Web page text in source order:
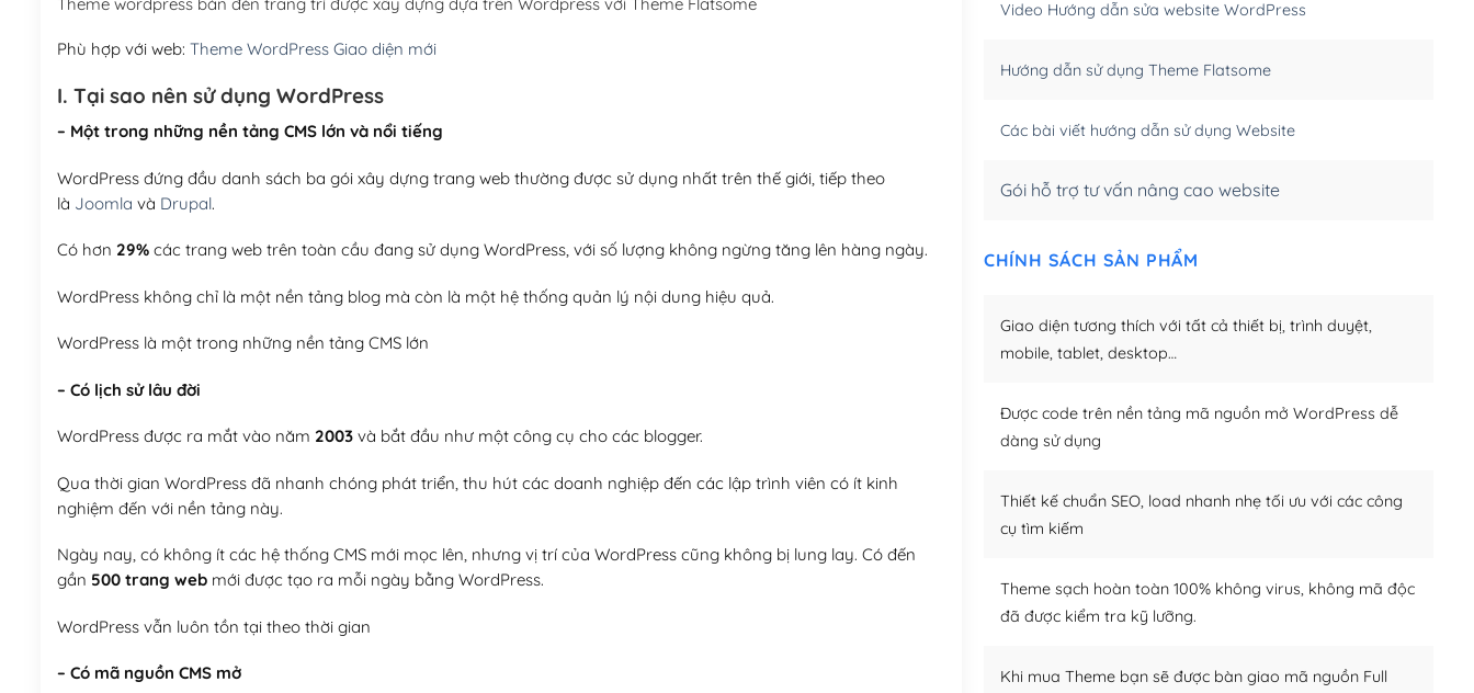
(+950,000₫)
Theme wordpress bán đèn trang trí được xây dựng dựa trên Wordpress với Theme Flatsome
Phù hợp với web: Theme WordPress Giao diện mới
I. Tại sao nên sử dụng WordPress
– Một trong những nền tảng CMS lớn và nổi tiếng
WordPress đứng đầu danh sách ba gói xây dựng trang web thường được sử dụng nhất trên thế giới, tiếp theo
là Joomla và Drupal.
Có hơn 29%các trang web trên toàn cầu đang sử dụng WordPress, với số lượng không ngừng tăng lên hàng ngày.
WordPress không chỉ là một nền tảng blog mà còn là một hệ thống quản lý nội dung hiệu quả.
WordPress là một trong những nền tảng CMS lớn
– Có lịch sử lâu đời
WordPress được ra mắt vào năm 2003và bắt đầu như một công cụ cho các blogger.
Qua thời gian WordPress đã nhanh chóng phát triển, thu hút các doanh nghiệp đến các lập trình viên có ít kinh
nghiệm đến với nền tảng này.
Ngày nay, có không ít các hệ thống CMS mới mọc lên, nhưng vị trí của WordPress cũng không bị lung lay. Có đến
gần 500 trang webmới được tạo ra mỗi ngày bằng WordPress.
WordPress vẫn luôn tồn tại theo thời gian
– Có mã nguồn CMS mở
Video Hướng dẫn sửa website WordPress
Hướng dẫn sử dụng Theme Flatsome
Các bài viết hướng dẫn sử dụng Website
Gói hỗ trợ tư vấn nâng cao website
CHÍNH SÁCH SẢN PHẨM
Giao diện tương thích với tất cả thiết bị, trình duyệt,
mobile, tablet, desktop…
Được code trên nền tảng mã nguồn mở WordPress dễ
dàng sử dụng
Thiết kế chuẩn SEO, load nhanh nhẹ tối ưu với các công
cụ tìm kiếm
Theme sạch hoàn toàn 100% không virus, không mã độc
đã được kiểm tra kỹ lưỡng.
Khi mua Theme bạn sẽ được bàn giao mã nguồn Full